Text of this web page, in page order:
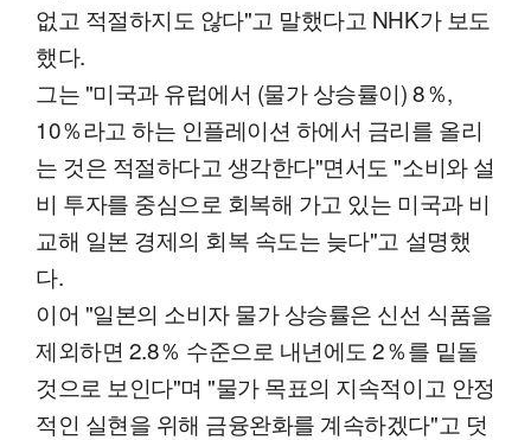
없고 적절하지도 않다"고 말했다고 NHK가 보도
했다.
그는 "미국과 유럽에서 (물가 상승률이) 8％,
10％라고 하는 인플레이션 하에서 금리를 올리
는 것은 적절하다고 생각한다"면서도 "소비와 설
비 투자를 중심으로 회복해 가고 있는 미국과 비
교해 일본 경제의 회복 속도는 늦다"고 설명했
다.
이어 "일본의 소비자 물가 상승률은 신선 식품을
제외하면 2.8％ 수준으로 내년에도 2％를 밑돌
것으로 보인다"며 "물가 목표의 지속적이고 안정
적인 실현을 위해 금융완화를 계속하겠다"고 덧